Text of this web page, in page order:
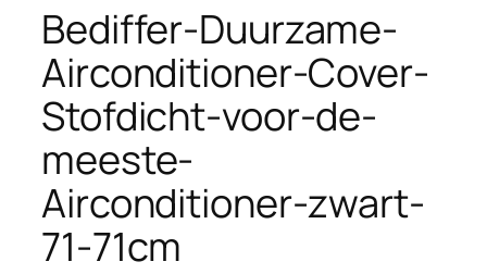
Bediffer-Duurzame-
Airconditioner-Cover-
Stofdicht-voor-de-
meeste-
Airconditioner-zwart-
71-71cm